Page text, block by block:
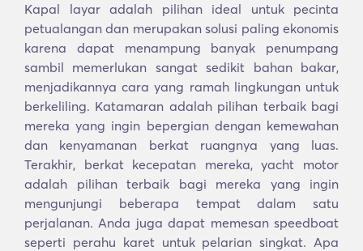
Kapal layar adalah pilihan ideal untuk pecinta
petualangan dan merupakan solusi paling ekonomis
karena dapat menampung banyak penumpang
sambil memerlukan sangat sedikit bahan bakar,
menjadikannya cara yang ramah lingkungan untuk
berkeliling. Katamaran adalah pilihan terbaik bagi
mereka yang ingin bepergian dengan kemewahan
dan kenyamanan berkat ruangnya yang luas.
Terakhir, berkat kecepatan mereka, yacht motor
adalah pilihan terbaik bagi mereka yang ingin
mengunjungi beberapa tempat dalam satu
perjalanan. Anda juga dapat memesan speedboat
seperti perahu karet untuk pelarian singkat. Apa